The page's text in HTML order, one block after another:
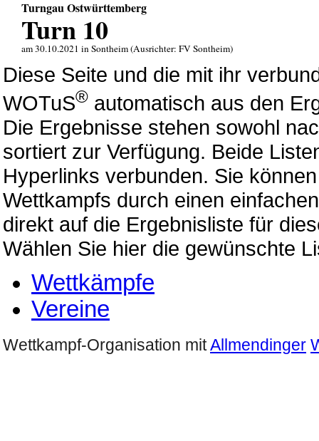
Turngau Ostwürttemberg
Turn 10
am 30.10.2021 in Sontheim (Ausrichter: FV Sontheim)
Diese Seite und die mit ihr
WOTuS® automatisch aus den
Die Ergebnisse stehen sowohl
sortiert zur Verfügung. Beide
Hyperlinks verbunden. Sie
Wettkampfs durch einen
direkt auf die Ergebnisliste für
Wählen Sie hier die gewünschte
Wettkämpfe
Vereine
Wettkampf-Organisation mitAllmendinger